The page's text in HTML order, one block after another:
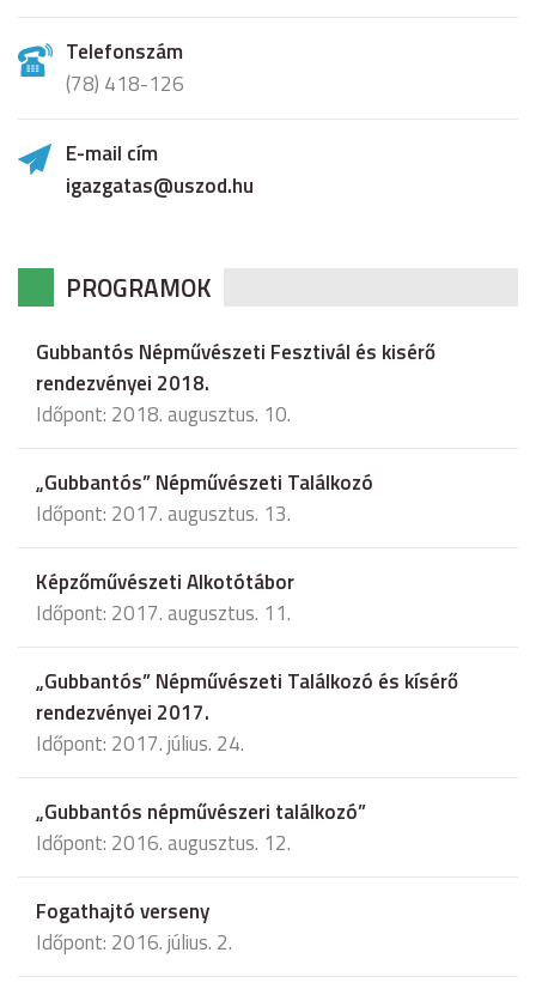
Telefonszám
(78) 418-126
E-mail cím
igazgatas@uszod.hu
PROGRAMOK
Gubbantós Népművészeti Fesztivál és kisérő
rendezvényei 2018.
Időpont: 2018. augusztus. 10.
„Gubbantós” Népművészeti Találkozó
Időpont: 2017. augusztus. 13.
Képzőművészeti Alkotótábor
Időpont: 2017. augusztus. 11.
„Gubbantós” Népművészeti Találkozó és kísérő
rendezvényei 2017.
Időpont: 2017. július. 24.
„Gubbantós népművészeri találkozó”
Időpont: 2016. augusztus. 12.
Fogathajtó verseny
Időpont: 2016. július. 2.